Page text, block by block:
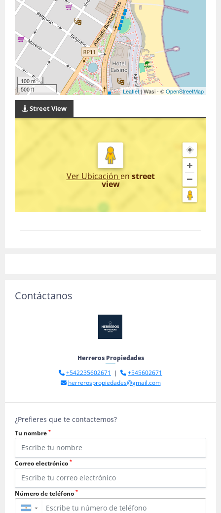
100 m
500 ft
Leaflet| Wasi - ©OpenStreetMap
Street View
Ver Ubicación en street
view
Contáctanos
Herreros Propiedades
+542235602671
|
+545602671
herrerospropiedades@gmail.com
¿Prefieres que te contactemos?
Tu nombre *
Correo electrónico *
Número de teléfono *
▼